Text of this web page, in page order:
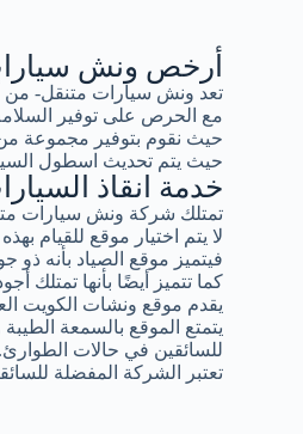
أرخص ونش
تعد ونش سيارات متنقل- من
مع الحرص على توفير
حيث نقوم بتوفير مجموعة
حيث يتم تحديث اسطول
خدمة انقاذ
تمتلك شركة ونش سيارات
لا يتم اختيار موقع للقيام
فيتميز موقع الصياد بأنه ذو
كما تتميز أيضًا بأنها تمتلك
يقدم موقع ونشات الكويت
يتمتع الموقع بالسمعة
للسائقين في حالات
تعتبر الشركة المفضلة